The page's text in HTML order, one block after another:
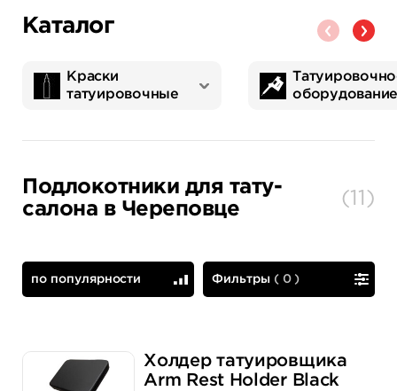
Фильтры (0 )
по популярности
Подлокотники для тату-
салона в Череповце
(11 )
Холдер татуировщика
Arm Rest Holder Black
Каталог
Краски
татуировочные